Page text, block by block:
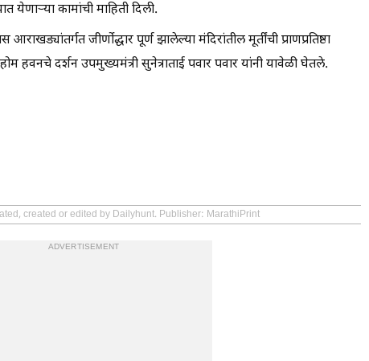
कामांची माहिती दिली.
जीर्णोद्धार पूर्ण झालेल्या मंदिरांतील मूर्तींची प्राणप्रतिष्ठा
हवनचे दर्शन उपमुख्यमंत्री सुनेत्राताई पवार पवार यांनी यावेळी घेतले.
created or edited by Dailyhunt. Publisher: MarathiPrint
ADVERTISEMENT